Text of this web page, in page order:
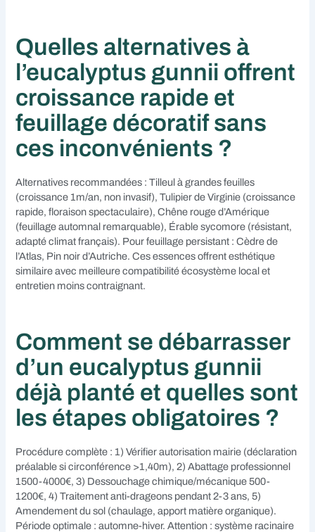
Quelles alternatives à
l’eucalyptus gunnii offrent
croissance rapide et
feuillage décoratif sans
ces inconvénients ?
Alternatives recommandées : Tilleul à grandes feuilles
(croissance 1m/an, non invasif), Tulipier de Virginie (croissance
rapide, floraison spectaculaire), Chêne rouge d’Amérique
(feuillage automnal remarquable), Érable sycomore (résistant,
adapté climat français). Pour feuillage persistant : Cèdre de
l’Atlas, Pin noir d’Autriche. Ces essences offrent esthétique
similaire avec meilleure compatibilité écosystème local et
entretien moins contraignant.
Comment se débarrasser
d’un eucalyptus gunnii
déjà planté et quelles sont
les étapes obligatoires ?
Procédure complète : 1) Vérifier autorisation mairie (déclaration
préalable si circonférence >1,40m), 2) Abattage professionnel
1500-4000€, 3) Dessouchage chimique/mécanique 500-
1200€, 4) Traitement anti-drageons pendant 2-3 ans, 5)
Amendement du sol (chaulage, apport matière organique).
Période optimale : automne-hiver. Attention : système racinaire